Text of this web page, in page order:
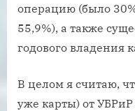
операцию (было
55,9%), а также
годового владения
В целом я считаю,
уже карты) от